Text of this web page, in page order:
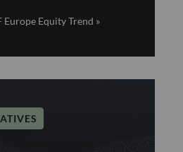
Equity Trend »